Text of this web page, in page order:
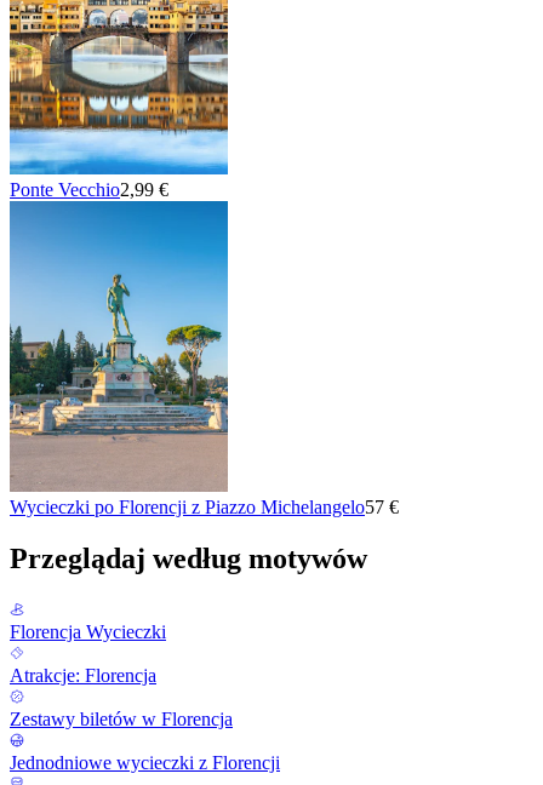
Ponte Vecchio2,99 €
Wycieczki po Florencji z Piazzo Michelangelo57 €
Przeglądaj według motywów
Florencja Wycieczki
Atrakcje: Florencja
Zestawy biletów w Florencja
Jednodniowe wycieczki z Florencji